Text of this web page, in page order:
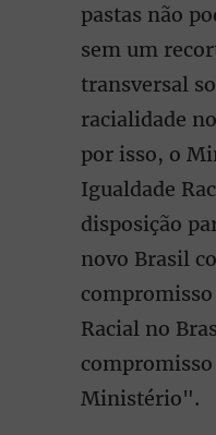
pastas não
sem um
transversal
racialidade
por isso, o
Igualdade
disposição
novo Brasil
Racial no
compromisso
Ministério".